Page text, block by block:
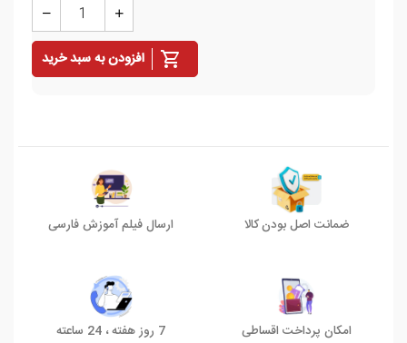
افزودن به سبد خرید
ضمانت اصل بودن کالا ارسال فیلم آموزش فارسی
امکان پرداخت اقساطی 7 روز هفته ، 24 ساعته